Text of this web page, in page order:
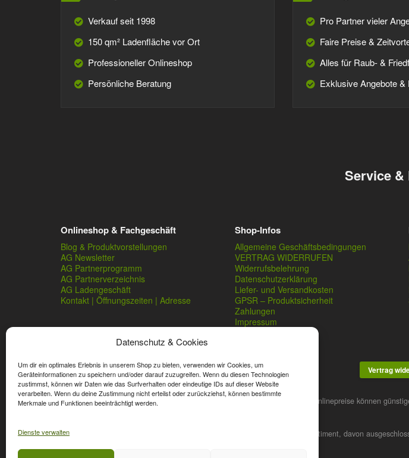
Datenschutz & Cookies
Um dir ein optimales Erlebnis in unserem Shop zu bieten, verwenden wir Cookies, um
Geräteinformationen zu speichern und/oder darauf zuzugreifen. Wenn du diesen Technologien
zustimmst, können wir Daten wie das Surfverhalten oder eindeutige IDs auf dieser Website
verarbeiten. Wenn du deine Zustimmung nicht erteilst oder zurückziehst, können bestimmte
Merkmale und Funktionen beeinträchtigt werden.
Dienste verwalten
Verkauf seit 1998
150 qm² Ladenfläche vor Ort
Professioneller Onlineshop
Persönliche Beratung
Pro Partner vieler
Faire Preise &
Alles für Raub- &
Exklusive Angebote &
Service &
Onlineshop & Fachgeschäft
Blog & Produktvorstellungen
AG Newsletter
AG Partnerprogramm
AG Partnerverzeichnis
AG Ladengeschäft
Kontakt | Öffnungszeiten | Adresse
Shop-Infos
Allgemeine Geschäftsbedingungen
VERTRAG WIDERRUFEN
Widerrufsbelehrung
Datenschutzerklärung
Liefer- und Versandkosten
GPSR – Produktsicherheit
Zahlungen
Impressum
Vertrag
* Streichpreise sind reguläre Ladenpreise von Angelshop Gerstner. Unsere Onlinepreise können
Affiliate, Partner Rabatt-Codes und Aktionscodes gelten für das gesamte Sortiment, davon